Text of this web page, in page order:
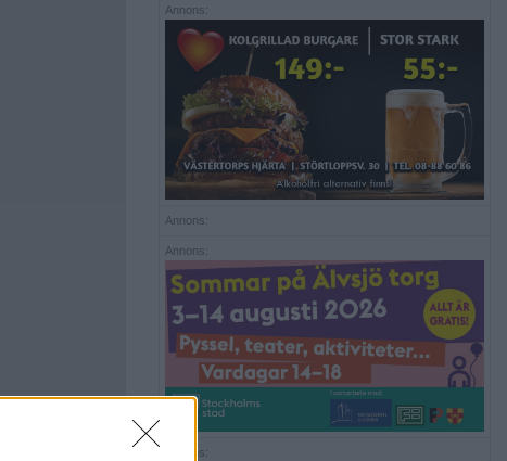
Annons:
Annons:
Annons:
Annons: